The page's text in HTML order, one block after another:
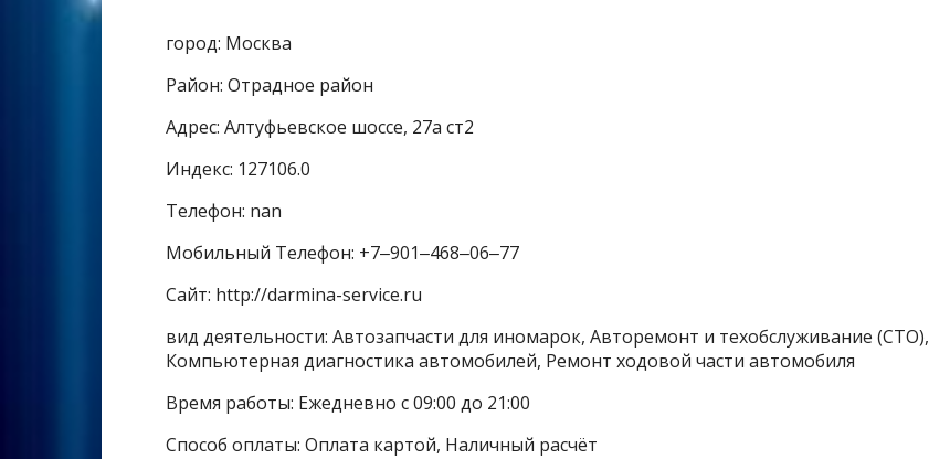
город: Москва
Район: Отрадное район
Адрес: Алтуфьевское шоссе, 27а ст2
Индекс: 127106.0
Телефон: nan
Мобильный Телефон: +7‒901‒468‒06‒77
Сайт: http://darmina-service.ru
вид деятельности: Автозапчасти для иномарок, Авторемонт и техобслуживание (СТО),
Компьютерная диагностика автомобилей, Ремонт ходовой части автомобиля
Время работы: Ежедневно с 09:00 до 21:00
Способ оплаты: Оплата картой, Наличный расчёт